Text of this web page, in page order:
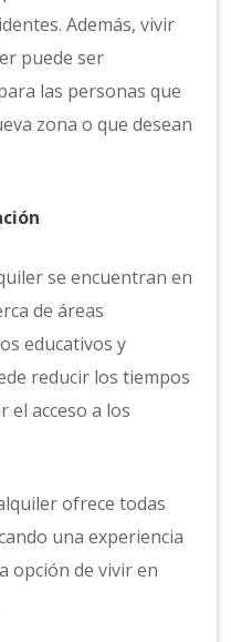
Además, vivir
puede ser
las personas que
zona o que desean
se encuentran en
de áreas
educativos y
reducir los tiempos
el acceso a los
ofrece todas
una experiencia
opción de vivir en